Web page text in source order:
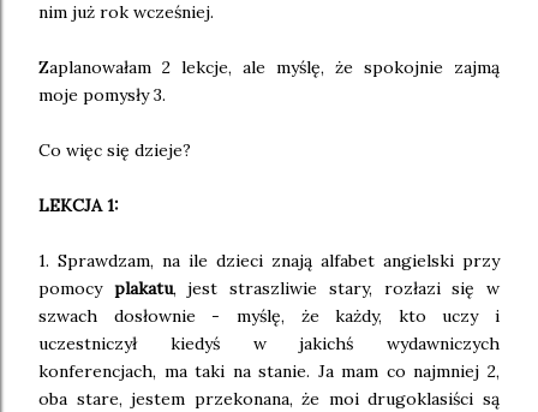
nim już rok wcześniej.
Zaplanowałam 2 lekcje, ale myślę, że spokojnie zajmą
moje pomysły 3.
Co więc się dzieje?
LEKCJA 1:
1. Sprawdzam, na ile dzieci znają alfabet angielski przy
pomocy plakatu, jest straszliwie stary, rozłazi się w
szwach dosłownie - myślę, że każdy, kto uczy i
uczestniczył kiedyś w jakichś wydawniczych
konferencjach, ma taki na stanie. Ja mam co najmniej 2,
oba stare, jestem przekonana, że moi drugoklasiści są